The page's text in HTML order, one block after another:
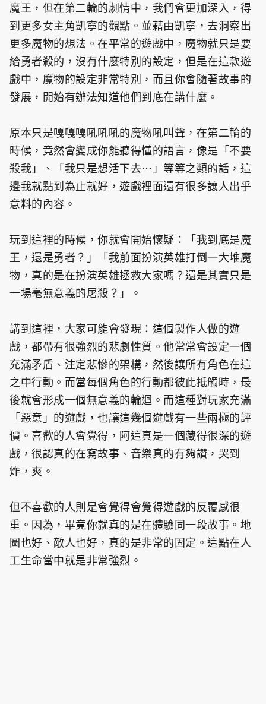
魔王，但在第二輪的劇情中，我們會更加深入，得
到更多女主角凱寧的觀點。並藉由凱寧，去洞察出
更多魔物的想法。在平常的遊戲中，魔物就只是要
給勇者殺的，沒有什麼特別的設定，但是在這款遊
戲中，魔物的設定非常特別，而且你會隨著故事的
發展，開始有辦法知道他們到底在講什麼。
原本只是嘎嘎嘎吼吼吼的魔物吼叫聲，在第二輪的
時候，竟然會變成你能聽得懂的語言，像是「不要
殺我」、「我只是想活下去⋯」等等之類的話，這
邊我就點到為止就好，遊戲裡面還有很多讓人出乎
意料的內容。
玩到這裡的時候，你就會開始懷疑：「我到底是魔
王，還是勇者？」「我前面扮演英雄打倒一大堆魔
物，真的是在扮演英雄拯救大家嗎？還是其實只是
一場毫無意義的屠殺？」。
講到這裡，大家可能會發現：這個製作人做的遊
戲，都帶有很強烈的悲劇性質。他常常會設定一個
充滿矛盾、注定悲慘的架構，然後讓所有角色在這
之中行動。而當每個角色的行動都彼此抵觸時，最
後就會形成一個無意義的輪迴。而這種對玩家充滿
「惡意」的遊戲，也讓這幾個遊戲有一些兩極的評
價。喜歡的人會覺得，阿這真是一個藏得很深的遊
戲，很認真的在寫故事、音樂真的有夠讚，哭到
炸，爽。
但不喜歡的人則是會覺得會覺得遊戲的反覆感很
重。因為，畢竟你就真的是在體驗同一段故事。地
圖也好、敵人也好，真的是非常的固定。這點在人
工生命當中就是非常強烈。